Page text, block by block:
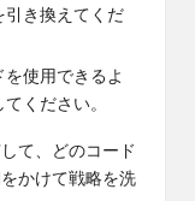
引き換えてくだ
使用できるよ
ください。
て、どのコード
かけて戦略を洗